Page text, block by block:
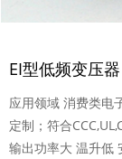
EI型低频变压器
应用领域 消费类电
定制；符合
输出功率大 温升低